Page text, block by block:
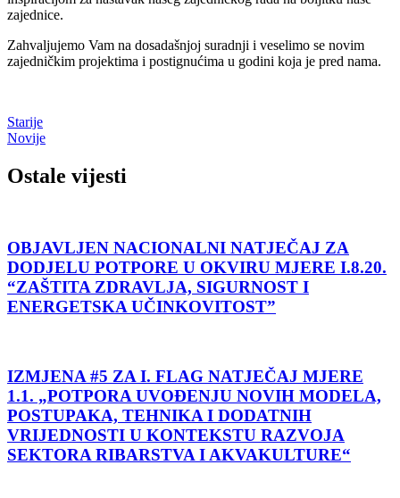
zajednice.
Zahvaljujemo Vam na dosadašnjoj suradnji i veselimo se novim
zajedničkim projektima i postignućima u godini koja je pred nama.
Starije
Novije
Ostale vijesti
OBJAVLJEN NACIONALNI NATJEČAJ ZA
DODJELU POTPORE U OKVIRU MJERE I.8.20.
“ZAŠTITA ZDRAVLJA, SIGURNOST I
ENERGETSKA UČINKOVITOST”
IZMJENA #5 ZA I. FLAG NATJEČAJ MJERE
1.1. „POTPORA UVOĐENJU NOVIH MODELA,
POSTUPAKA, TEHNIKA I DODATNIH
VRIJEDNOSTI U KONTEKSTU RAZVOJA
SEKTORA RIBARSTVA I AKVAKULTURE“